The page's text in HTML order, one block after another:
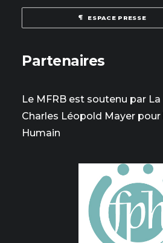
ESPACE PRESSE
Partenaires
Le MFRB est soutenu par
Charles Léopold Mayer pour
Humain